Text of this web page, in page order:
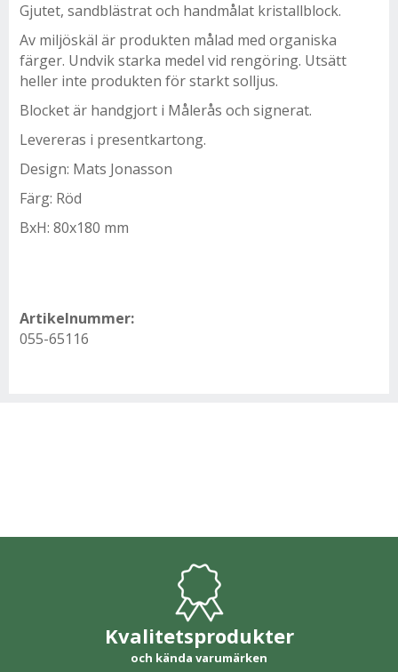
Gjutet, sandblästrat och handmålat kristallblock.
Av miljöskäl är produkten målad med organiska
färger. Undvik starka medel vid rengöring. Utsätt
heller inte produkten för starkt solljus.
Blocket är handgjort i Målerås och signerat.
Levereras i presentkartong.
Design: Mats Jonasson
Färg: Röd
BxH: 80x180 mm
Artikelnummer:
055-65116
Kvalitetsprodukter
och kända varumärken